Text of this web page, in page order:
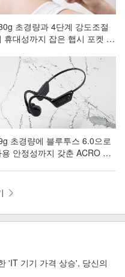
초경량과 4단계 강도조절
휴대성까지 잡은 햅시 포켓 마
초경량에 블루투스 6.0으로
안정성까지 갖춘 ACRO 프
'IT 기기 가격 상승', 당신의